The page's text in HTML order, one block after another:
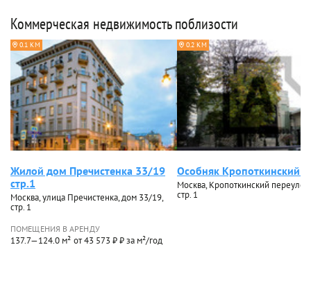
Коммерческая недвижимость поблизости
0.1 КМ
Жилой дом Пречистенка 33/19
стр.1
Москва, улица Пречистенка, дом 33/19,
стр. 1
ПОМЕЩЕНИЯ В АРЕНДУ
137.7—124.0 м² от 43 573 ₽ ₽ за м²/год
0.2 КМ
Особняк Кропоткинский
Москва, Кропоткинский
стр. 1